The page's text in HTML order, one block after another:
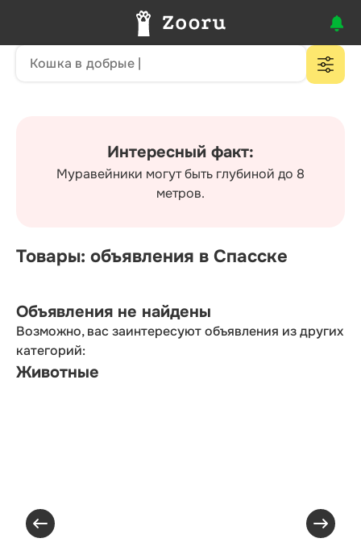
Интересный факт:
Муравейники могут быть глубиной до 8
метров.
Товары: объявления в Спасске
Объявления не найдены
Возможно, вас заинтересуют объявления из других
категорий:
Животные